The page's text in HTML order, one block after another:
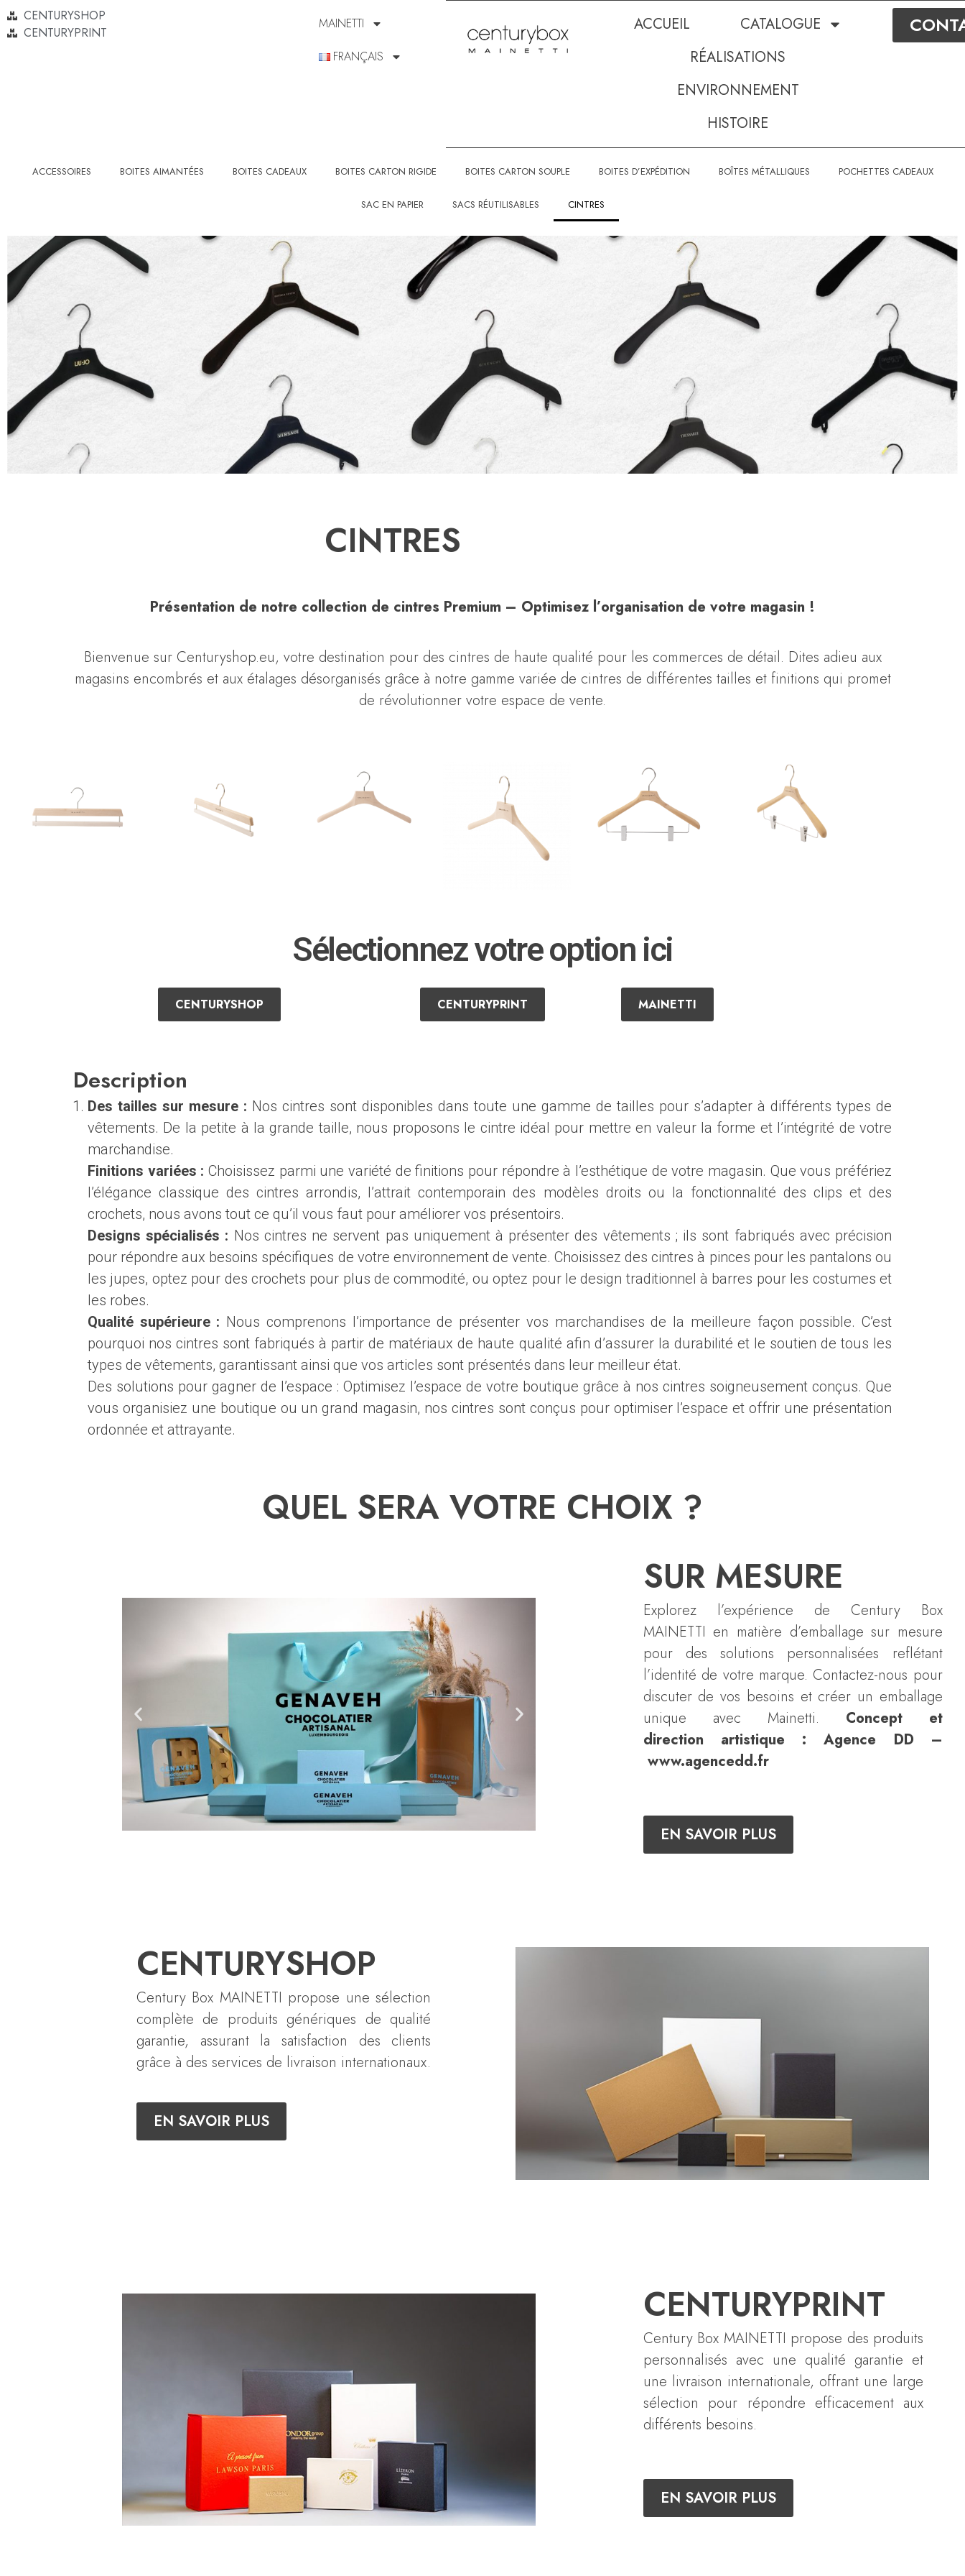
CENTURYSHOP
CENTURYPRINT
MAINETTI
FRANÇAIS
ACCUEIL
CATALOGUE
RÉALISATIONS
ENVIRONNEMENT
HISTOIRE
ACCESSOIRES BOITES AIMANTÉES BOITES CADEAUX BOITES CARTON RIGIDE BOITES CARTON SOUPLE BOITES D’EXPÉDITION BOÎTES MÉTALLIQUES POCHETTES CADEAUX
SAC EN PAPIER SACS RÉUTILISABLES CINTRES
CINTRES
Présentation de notre collection de cintres Premium – Optimisez l’organisation de votre magasin !
Bienvenue sur Centuryshop.eu, votre destination pour des cintres de haute qualité pour les commerces de détail. Dites adieu aux
magasins encombrés et aux étalages désorganisés grâce à notre gamme variée de cintres de différentes tailles et finitions qui promet
de révolutionner votre espace de vente.
Sélectionnez votre option ici
CENTURYSHOP CENTURYPRINT MAINETTI
Description
Des tailles sur mesure : Nos cintres sont disponibles dans toute une gamme de tailles pour s’adapter à différents types de
vêtements. De la petite à la grande taille, nous proposons le cintre idéal pour mettre en valeur la forme et l’intégrité de votre
marchandise.
Finitions variées : Choisissez parmi une variété de finitions pour répondre à l’esthétique de votre magasin. Que vous préfériez
l’élégance classique des cintres arrondis, l’attrait contemporain des modèles droits ou la fonctionnalité des clips et des
crochets, nous avons tout ce qu’il vous faut pour améliorer vos présentoirs.
Designs spécialisés : Nos cintres ne servent pas uniquement à présenter des vêtements ; ils sont fabriqués avec précision
pour répondre aux besoins spécifiques de votre environnement de vente. Choisissez des cintres à pinces pour les pantalons ou
les jupes, optez pour des crochets pour plus de commodité, ou optez pour le design traditionnel à barres pour les costumes et
les robes.
Qualité supérieure : Nous comprenons l’importance de présenter vos marchandises de la meilleure façon possible. C’est
pourquoi nos cintres sont fabriqués à partir de matériaux de haute qualité afin d’assurer la durabilité et le soutien de tous les
types de vêtements, garantissant ainsi que vos articles sont présentés dans leur meilleur état.
Des solutions pour gagner de l’espace : Optimisez l’espace de votre boutique grâce à nos cintres soigneusement conçus. Que
vous organisiez une boutique ou un grand magasin, nos cintres sont conçus pour optimiser l’espace et offrir une présentation
ordonnée et attrayante.
QUEL SERA VOTRE CHOIX ?
SUR MESURE
Explorez l’expérience de Century Box
MAINETTI en matière d’emballage sur mesure
pour des solutions personnalisées reflétant
l’identité de votre marque. Contactez-nous pour
discuter de vos besoins et créer un emballage
unique avec Mainetti. Concept et
direction artistique : Agence DD –
www.agencedd.fr
EN SAVOIR PLUS
CENTURYSHOP
Century Box MAINETTI propose une sélection
complète de produits génériques de qualité
garantie, assurant la satisfaction des clients
grâce à des services de livraison internationaux.
EN SAVOIR PLUS
CENTURYPRINT
Century Box MAINETTI propose des produits
personnalisés avec une qualité garantie et
une livraison internationale, offrant une large
sélection pour répondre efficacement aux
différents besoins.
EN SAVOIR PLUS